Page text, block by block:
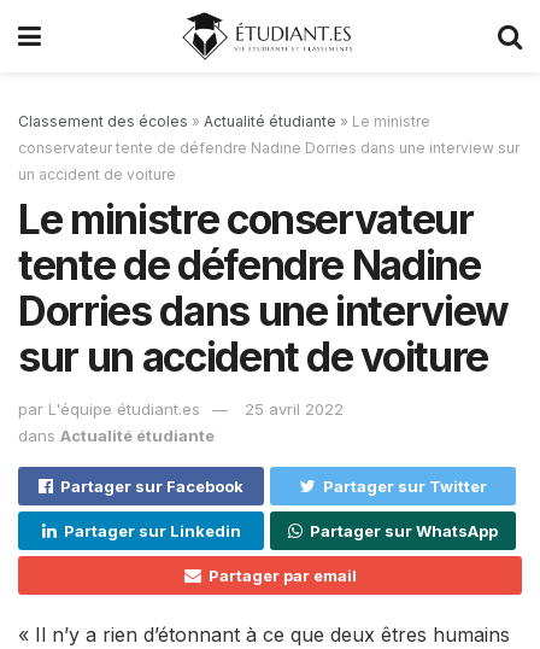
Classement des écoles » Actualité étudiante » Le ministre
conservateur tente de défendre Nadine Dorries dans une interview sur
un accident de voiture
Le ministre conservateur
tente de défendre Nadine
Dorries dans une interview
sur un accident de voiture
par L'équipe étudiant.es
25 avril 2022
dans Actualité étudiante
Partager sur Facebook Partager sur Twitter
Partager sur Linkedin Partager sur WhatsApp
Partager par email
« Il n’y a rien d’étonnant à ce que deux êtres humains